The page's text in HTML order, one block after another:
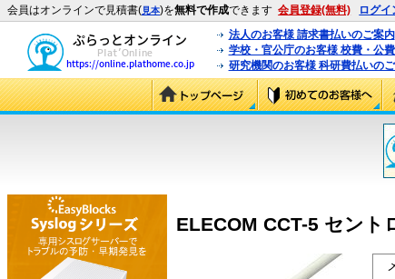
会員はオンラインで見積書(見本)を無料で作成できます 会員登録(無料) ログイ
法人のお客様 請求書払いのご案内
学校・官公庁のお客様 校費・公
研究機関のお客様 科研費払いの
ELECOM CCT-5 セント